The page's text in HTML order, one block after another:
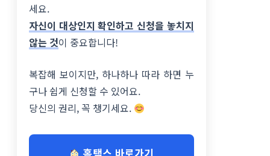
세요.
자신이 대상인지 확인하고 신청을 놓치지
않는 것이 중요합니다!
복잡해 보이지만, 하나하나 따라 하면 누
구나 쉽게 신청할 수 있어요.
당신의 권리, 꼭 챙기세요.
홈택스 바로가기